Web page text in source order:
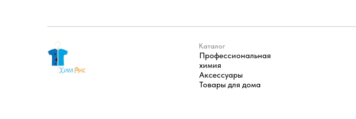
Каталог
Профессиональная
химия
Аксессуары
Товары для дома